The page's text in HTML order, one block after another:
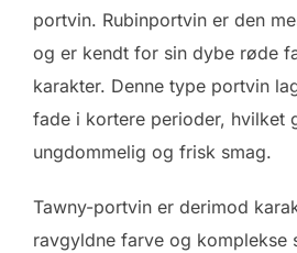
portvin. Rubinportvin er den
og er kendt for sin dybe røde
karakter. Denne type portvin
fade i kortere perioder, hvilket
ungdommelig og frisk smag.
Tawny-portvin er derimod
ravgyldne farve og komplekse